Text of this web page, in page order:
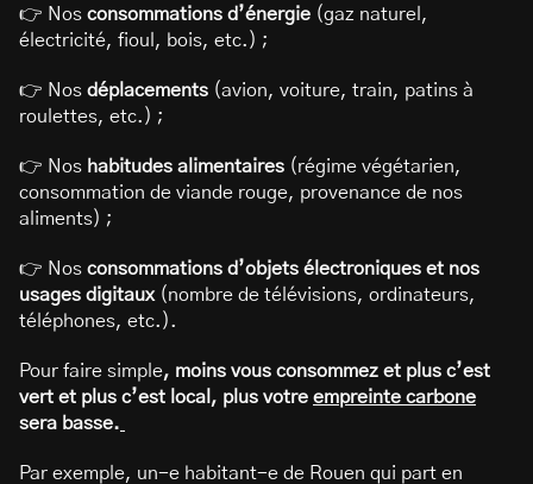
👉 Nos consommations d’énergie (gaz naturel,
électricité, fioul, bois, etc.) ;
👉 Nos déplacements (avion, voiture, train, patins à
roulettes, etc.) ;
👉 Nos habitudes alimentaires (régime végétarien,
consommation de viande rouge, provenance de nos
aliments) ;
👉 Nos consommations d’objets électroniques et nos
usages digitaux (nombre de télévisions, ordinateurs,
téléphones, etc.).
Pour faire simple, moins vous consommez et plus c’est
vert et plus c’est local, plus votre empreinte carbone
sera basse.
Par exemple, un-e habitant-e de Rouen qui part en